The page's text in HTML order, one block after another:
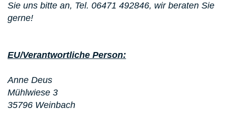
Sie uns bitte an, Tel. 06471 492846, wir beraten Sie
gerne!
EU/Verantwortliche Person:
Anne Deus
Mühlwiese 3
35796 Weinbach